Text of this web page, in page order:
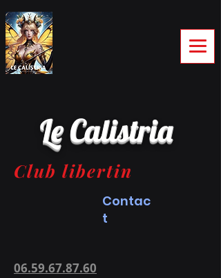
Le Calistria
Club libertin
Contac
t
06.59.67.87.60